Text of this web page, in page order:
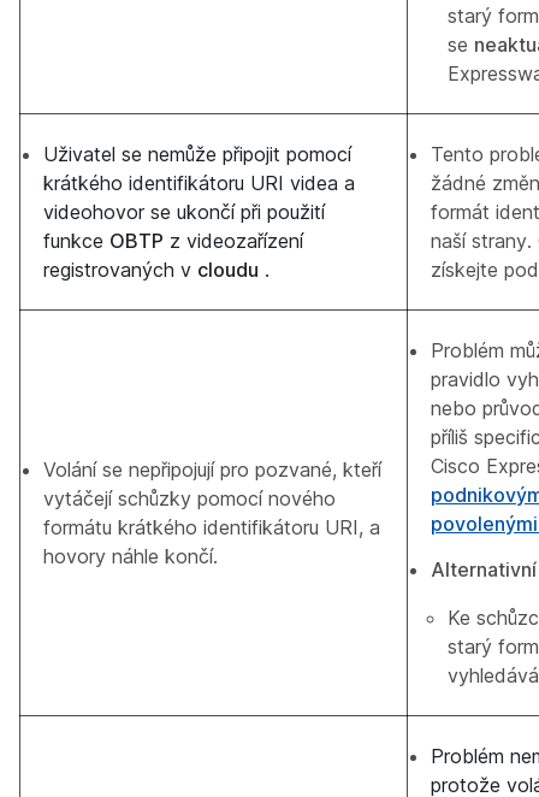
starý
se
Uživatel se nemůže připojit pomocí
krátkého identifikátoru URI videa a
videohovor se ukončí při použití
funkce OBTP z videozařízení
registrovaných v cloudu .
Tento
žádné
formát
naší
získejte
Volání se nepřipojují pro pozvané, kteří
vytáčejí schůzky pomocí nového
formátu krátkého identifikátoru URI, a
hovory náhle končí.
Problém
pravidlo
nebo
příliš
Cisco
Ke
starý
Problém
protože